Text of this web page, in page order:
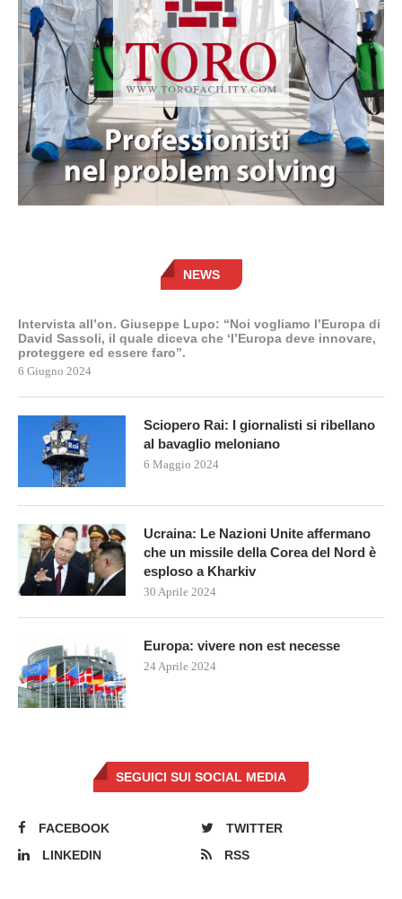
NEWS
Intervista all’on. Giuseppe Lupo: “Noi vogliamo l’Europa di
David Sassoli, il quale diceva che ‘l’Europa deve innovare,
proteggere ed essere faro”.
6 Giugno 2024
Sciopero Rai: I giornalisti si ribellano
al bavaglio meloniano
6 Maggio 2024
Ucraina: Le Nazioni Unite affermano
che un missile della Corea del Nord è
esploso a Kharkiv
30 Aprile 2024
Europa: vivere non est necesse
24 Aprile 2024
SEGUICI SUI SOCIAL MEDIA
FACEBOOK
TWITTER
LINKEDIN
RSS